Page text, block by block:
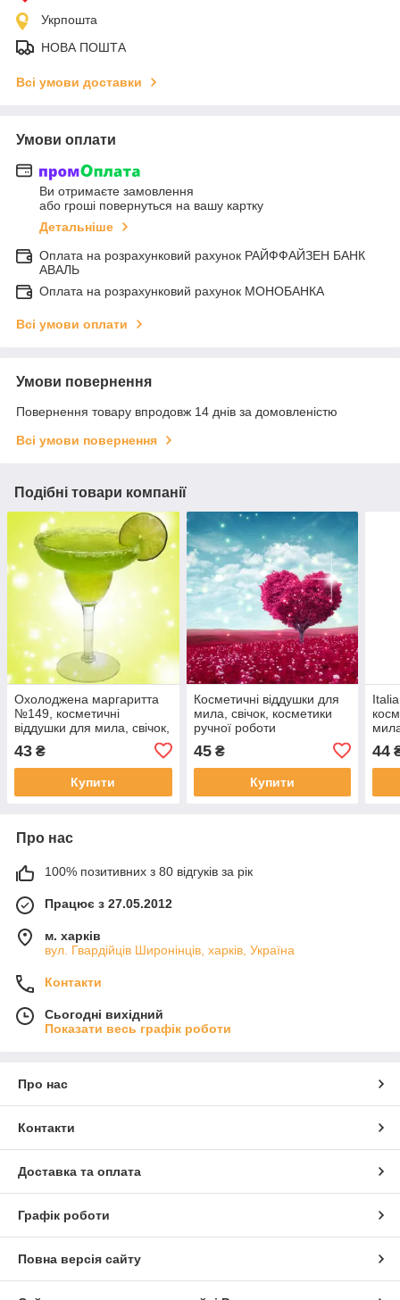
Укрпошта
НОВА ПОШТА
Всі умови доставки
Умови оплати
Ви отримаєте замовлення
або гроші повернуться на вашу картку
Детальніше
Оплата на розрахунковий рахунок РАЙФФАЙЗЕН БАНК
АВАЛЬ
Оплата на розрахунковий рахунок МОНОБАНКА
Всі умови оплати
Умови повернення
Повернення товару впродовж 14 днів за домовленістю
Всі умови повернення
Подібні товари компанії
Охолоджена маргаритта
№149, косметичні
віддушки для мила, свічок,
43 ₴
Купити
Косметичні віддушки для
мила, свічок, косметики
ручної роботи
про-во США
45₴
Купити
44
Про нас
100% позитивних з 80 відгуків за рік
Працює з 27.05.2012
м. харків
вул. Гвардійців Широнінців, харків, Україна
Контакти
Сьогодні вихідний
Показати весь графік роботи
Про нас
Контакти
Доставка та оплата
Графік роботи
Повна версія сайту